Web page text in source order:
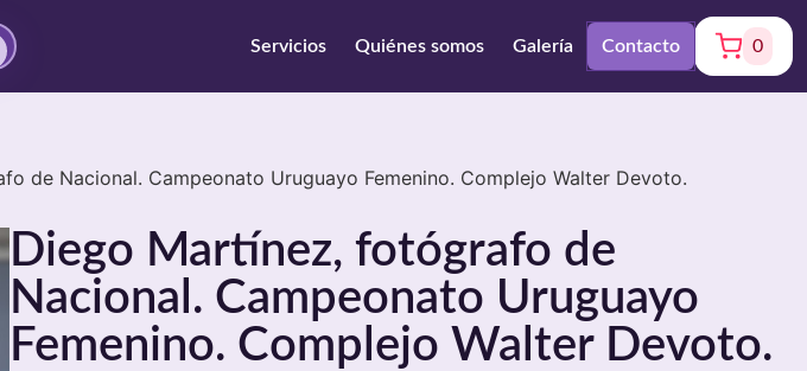
Servicios Quiénes somos Galería Contacto 0
de Nacional. Campeonato Uruguayo Femenino. Complejo Walter Devoto.
Diego Martínez, fotógrafo de
Nacional. Campeonato Uruguayo
Femenino. Complejo Walter Devoto.